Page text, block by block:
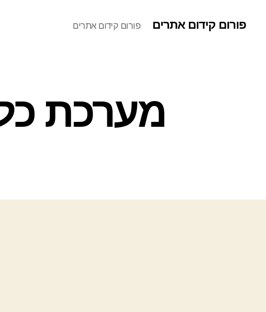
פורום קידום אתרים פורום קידום אתרים
מערכת